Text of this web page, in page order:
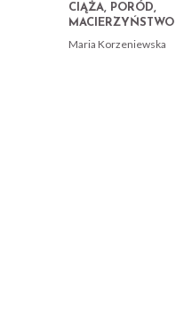
CIĄŻA, PORÓD,
MACIERZYŃSTWO
Maria Korzeniewska